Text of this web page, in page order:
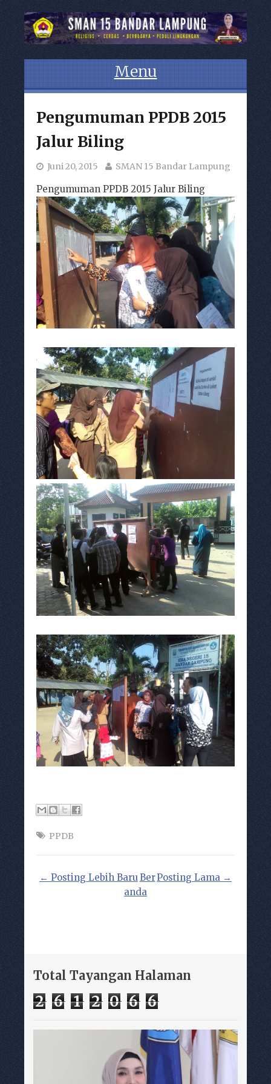
Menu
Pengumuman PPDB 2015
Jalur Biling
Juni 20, 2015 SMAN 15 Bandar Lampung
Pengumuman PPDB 2015 Jalur Biling
PPDB
← Posting Lebih Baru Posting Lama →
Ber
anda
Total Tayangan Halaman
2 6 1 2 0 6 6